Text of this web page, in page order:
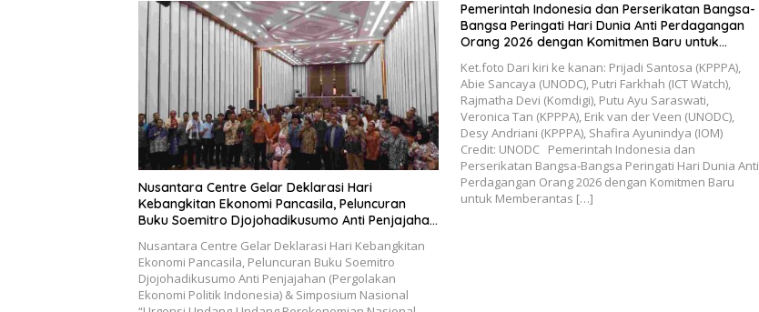
Nusantara Centre Gelar Deklarasi Hari
Kebangkitan Ekonomi Pancasila, Peluncuran
Buku Soemitro Djojohadikusumo Anti Penjajahan
Simposium Nasional “Urgensi Undang-Undang
Perekonomian Nasional dan Kesejahteraan
Sosial dalam Menata Bangsa Menuju Indonesia
Emas 2045”,
Nusantara Centre Gelar Deklarasi Hari Kebangkitan
Ekonomi Pancasila, Peluncuran Buku Soemitro
Djojohadikusumo Anti Penjajahan (Pergolakan
Ekonomi Politik Indonesia) & Simposium Nasional
Pemerintah Indonesia dan Perserikatan Bangsa-
Bangsa Peringati Hari Dunia Anti Perdagangan
Orang 2026 dengan Komitmen Baru untuk
Ket.foto Dari kiri ke kanan: Prijadi Santosa (KPPPA),
Abie Sancaya (UNODC), Putri Farkhah (ICT Watch),
Rajmatha Devi (Komdigi), Putu Ayu Saraswati,
Veronica Tan (KPPPA), Erik van der Veen (UNODC),
Desy Andriani (KPPPA), Shafira Ayunindya (IOM)
Credit: UNODC Pemerintah Indonesia dan
Perserikatan Bangsa-Bangsa Peringati Hari Dunia Anti
Perdagangan Orang 2026 dengan Komitmen Baru
untuk Memberantas […]